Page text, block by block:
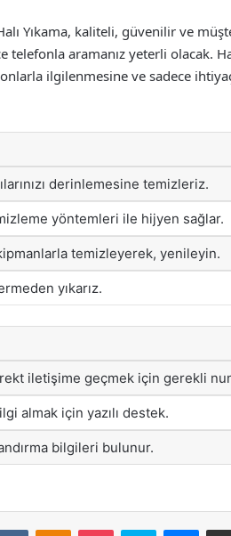
Yıkama, kaliteli, güvenilir ve
aramanız yeterli olacak.
ilgilenmesine ve sadece
derinlemesine temizleriz.
yöntemleri ile hijyen sağlar.
temizleyerek, yenileyin.
yıkarız.
iletişime geçmek için gerekli
almak için yazılı destek.
bilgileri bulunur.
VKontakteOdnoklassniki
Pocket Skype